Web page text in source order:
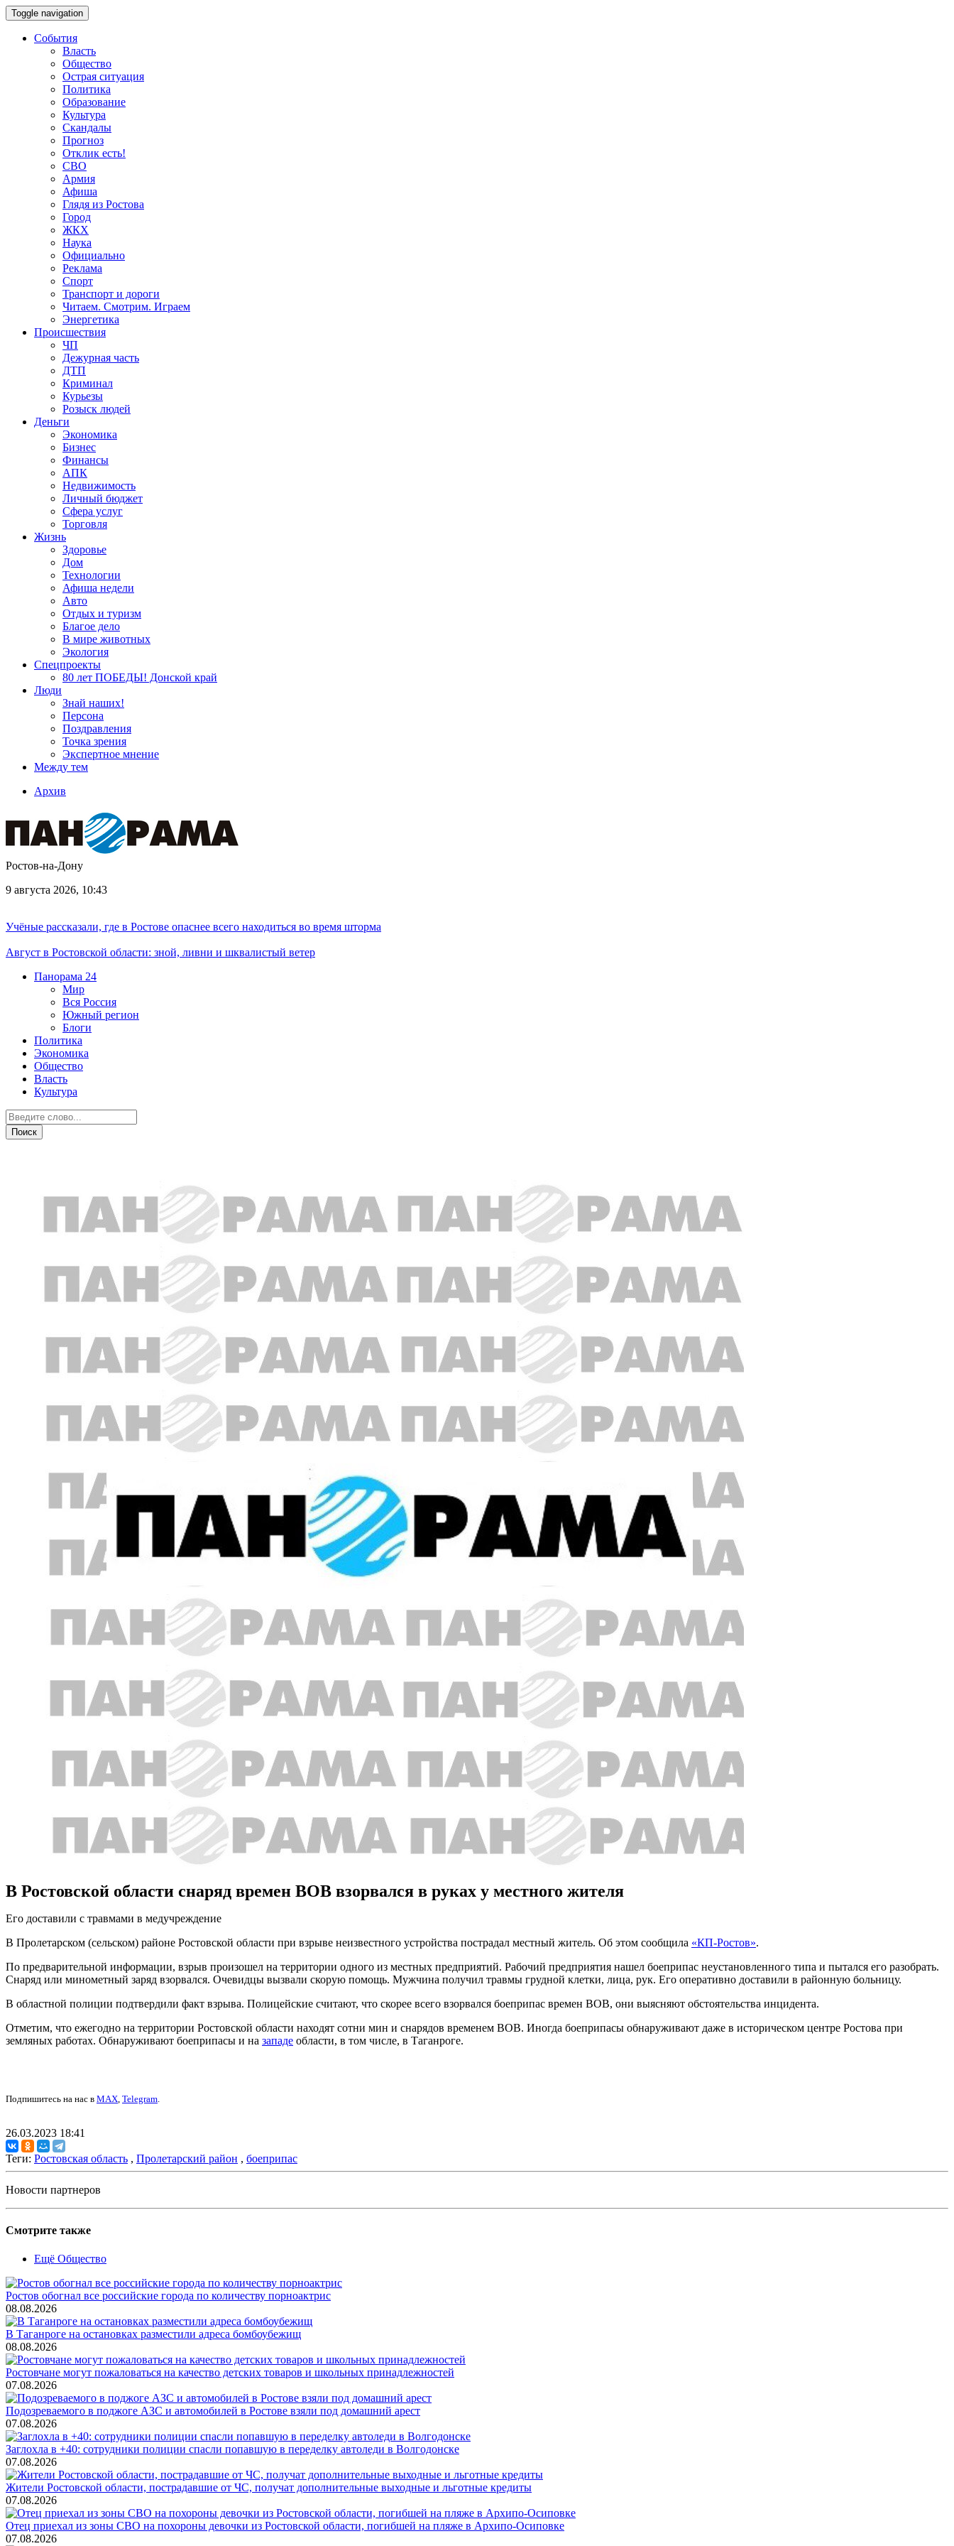
Toggle navigation
События
Власть
Общество
Острая ситуация
Политика
Образование
Культура
Скандалы
Прогноз
Отклик есть!
СВО
Армия
Афиша
Глядя из Ростова
Город
ЖКХ
Наука
Официально
Реклама
Спорт
Транспорт и дороги
Читаем. Смотрим. Играем
Энергетика
Происшествия
ЧП
Дежурная часть
ДТП
Криминал
Курьезы
Розыск людей
Деньги
Экономика
Бизнес
Финансы
АПК
Недвижимость
Личный бюджет
Сфера услуг
Торговля
Жизнь
Здоровье
Дом
Технологии
Афиша недели
Авто
Отдых и туризм
Благое дело
В мире животных
Экология
Спецпроекты
80 лет ПОБЕДЫ! Донской край
Люди
Знай наших!
Персона
Поздравления
Точка зрения
Экспертное мнение
Между тем
Архив
Ростов-на-Дону
9 августа 2026, 10:43
Учёные рассказали, где в Ростове опаснее всего находиться во время шторма
Август в Ростовской области: зной, ливни и шквалистый ветер
Панорама 24
Мир
Вся Россия
Южный регион
Блоги
Политика
Экономика
Общество
Власть
Культура
В Ростовской области снаряд времен ВОВ взорвался в руках у местного жителя
Его доставили с травмами в медучреждение
В Пролетарском (сельском) районе Ростовской области при взрыве неизвестного устройства пострадал местный житель. Об этом сообщила «КП-Ростов».
По предварительной информации, взрыв произошел на территории одного из местных предприятий. Рабочий предприятия нашел боеприпас неустановленного типа и пытался его разобрать.
Снаряд или минометный заряд взорвался. Очевидцы вызвали скорую помощь. Мужчина получил травмы грудной клетки, лица, рук. Его оперативно доставили в районную больницу.
В областной полиции подтвердили факт взрыва. Полицейские считают, что скорее всего взорвался боеприпас времен ВОВ, они выясняют обстоятельства инцидента.
Отметим, что ежегодно на территории Ростовской области находят сотни мин и снарядов временем ВОВ. Иногда боеприпасы обнаруживают даже в историческом центре Ростова при
земляных работах. Обнаруживают боеприпасы и на западе области, в том числе, в Таганроге.
Подпишитесь на нас в MAX, Telegram.
26.03.2023 18:41
Теги: Ростовская область , Пролетарский район , боеприпас
Новости партнеров
Смотрите также
Ещё Общество
Ростов обогнал все российские города по количеству порноактрис
08.08.2026
В Таганроге на остановках разместили адреса бомбоубежищ
08.08.2026
Ростовчане могут пожаловаться на качество детских товаров и школьных принадлежностей
07.08.2026
Подозреваемого в поджоге АЗС и автомобилей в Ростове взяли под домашний арест
07.08.2026
Заглохла в +40: сотрудники полиции спасли попавшую в переделку автоледи в Волгодонске
07.08.2026
Жители Ростовской области, пострадавшие от ЧС, получат дополнительные выходные и льготные кредиты
07.08.2026
Отец приехал из зоны СВО на похороны девочки из Ростовской области, погибшей на пляже в Архипо-Осиповке
07.08.2026